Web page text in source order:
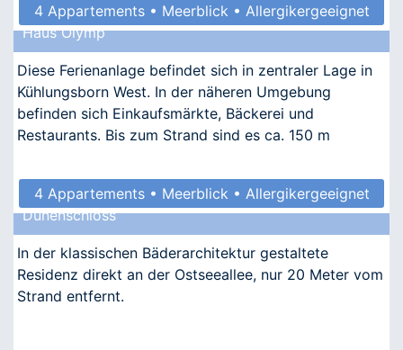
4 Appartements • Meerblick • Allergikergeeignet
Haus Olymp
Diese Ferienanlage befindet sich in zentraler Lage in
Kühlungsborn West. In der näheren Umgebung
befinden sich Einkaufsmärkte, Bäckerei und
Restaurants. Bis zum Strand sind es ca. 150 m
4 Appartements • Meerblick • Allergikergeeignet
Dünenschloss
In der klassischen Bäderarchitektur gestaltete
Residenz direkt an der Ostseeallee, nur 20 Meter vom
Strand entfernt.